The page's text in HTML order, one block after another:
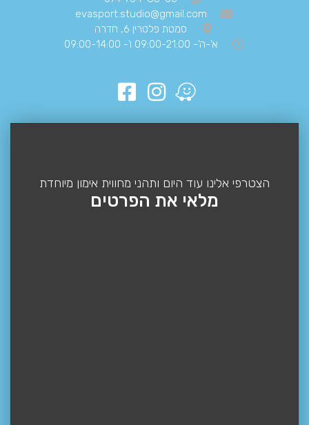
evasport.studio@gmail.com
סמטת פלטרין 6, חדרה
א'-ה'- 09:00-21:00 ו'- 09:00-14:00
הצטרפי אלינו עוד היום ותהני מחווית אימון מיוחדת
מלאי את הפרטים